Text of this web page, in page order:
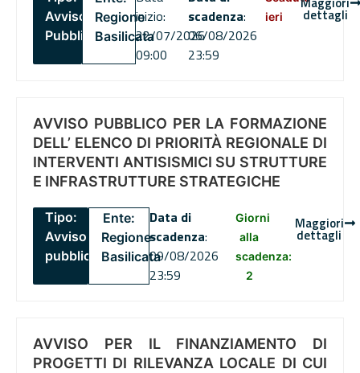
Avviso
Pubblico
Regione
Basilicata
inizio:
22/07/2026
09:00
scadenza:
06/08/2026
23:59
ieri
dettagli
AVVISO PUBBLICO PER LA FORMAZIONE
DELL’ ELENCO DI PRIORITÀ REGIONALE DI
INTERVENTI ANTISISMICI SU STRUTTURE
E INFRASTRUTTURE STRATEGICHE
Tipo:
Avviso
pubblico
Ente:
Regione
Basilicata
Data di
scadenza:
09/08/2026
23:59
Giorni
alla
scadenza:
2
Maggiori
dettagli
AVVISO PER IL FINANZIAMENTO DI
PROGETTI DI RILEVANZA LOCALE DI CUI